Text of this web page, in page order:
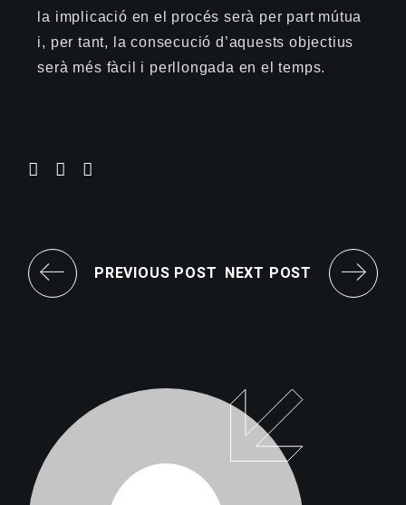
la implicació en el procés serà per part mútua
i, per tant, la consecució d’aquests objectius
serà més fàcil i perllongada en el temps.
PREVIOUS POST NEXT POST